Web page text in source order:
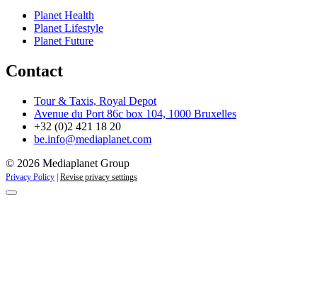
Planet Health
Planet Lifestyle
Planet Future
Contact
Tour & Taxis, Royal Depot
Avenue du Port 86c box 104, 1000 Bruxelles
+32 (0)2 421 18 20
be.info@mediaplanet.com
© 2026 Mediaplanet Group
Privacy Policy | Revise privacy settings